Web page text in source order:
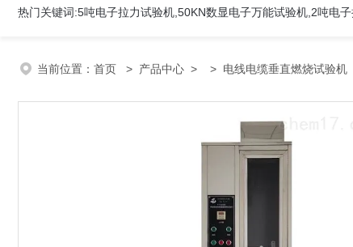
当前位置： 首页 > 产品中心 > > 电线电缆垂直燃烧试验机